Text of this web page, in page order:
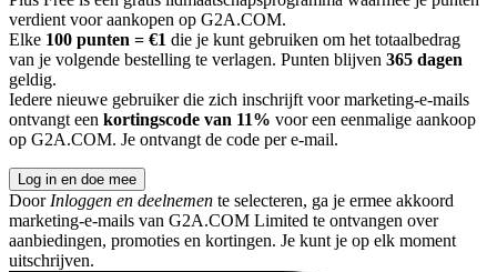
verdient voor aankopen op G2A.COM.
Elke 100 punten = €1 die je kunt gebruiken om het totaalbedrag
van je volgende bestelling te verlagen. Punten blijven 365 dagen
geldig.
Iedere nieuwe gebruiker die zich inschrijft voor marketing-e-mails
ontvangt een kortingscode van 11% voor een eenmalige aankoop
op G2A.COM. Je ontvangt de code per e-mail.
Log in en doe mee
DoorInloggen en deelnemen te selecteren, ga je ermee akkoord
marketing-e-mails van G2A.COM Limited te ontvangen over
aanbiedingen, promoties en kortingen. Je kunt je op elk moment
uitschrijven.